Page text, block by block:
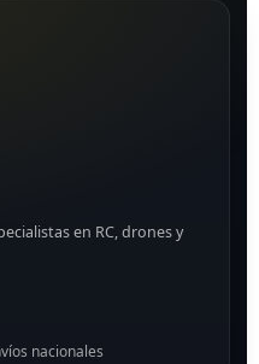
en RC, drones y
nacionales